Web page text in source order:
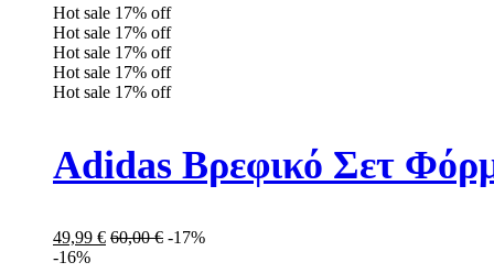
Hot sale 17% off
Hot sale 17% off
Hot sale 17% off
Hot sale 17% off
Hot sale 17% off
Adidas Βρεφικό Σετ
49,99 € 60,00€ -17%
-16%